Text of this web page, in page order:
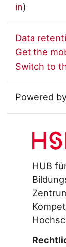
in)
Data
Get the
Switch to
Powered by
HUB